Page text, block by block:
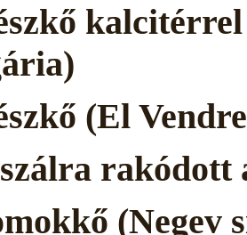
(El
rakódott
(Negev